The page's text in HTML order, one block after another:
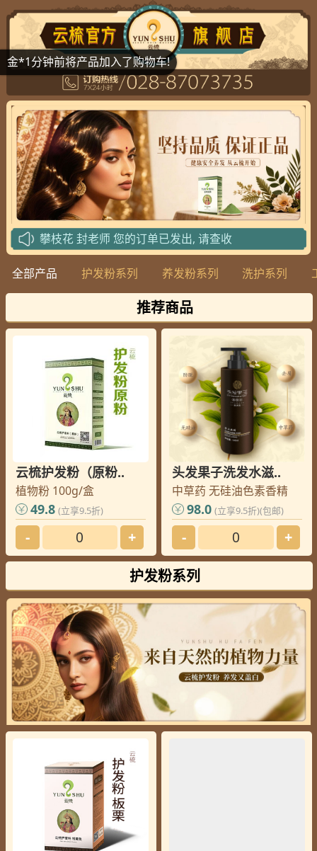
攀枝花封老师 您的订单已发出, 请查收
北京武老师您的订单已发出, 请查收
北京
李老师您的订单已发出, 请查收
您的订单已发出, 请查收
北京周老师您的订单已发出, 请查收
您的订单已发出, 请查收
菏泽王老师您的订单已发出, 请查收
北京马老师您的订单已发出, 请查收
郑州齐老师您的订单已发出, 请查收
上饶洪老师您的订单已发出, 请查收
您的订单已发出, 请查收
上海林老师您的订单已发出, 请查收
威海
邢老师
您的订单已发出, 请查收
绵阳崔老师您的订单已发出, 请查收
吉林卢老师您的订单已发出, 请查收
您的订单已发出, 请查收
全部产品 护发粉系列 养发粉系列 洗护系列
推荐商品
云梳护发粉（原粉..
植物粉 100g/盒
49.8 (立享9.5折)
- +
头发果子洗发水滋..
中草药 无硅油色素香精
98.0 (立享9.5折)(包邮)
- +
护发粉系列
金*1分钟前将产品加入了购物车!